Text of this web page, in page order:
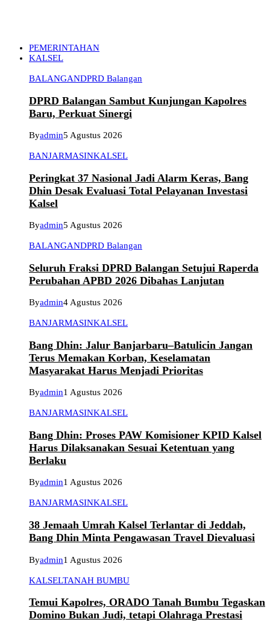
PEMERINTAHAN
KALSEL
BALANGANDPRD Balangan
DPRD Balangan Sambut Kunjungan Kapolres
Baru, Perkuat Sinergi
Byadmin5 Agustus 2026
BANJARMASINKALSEL
Peringkat 37 Nasional Jadi Alarm Keras, Bang
Dhin Desak Evaluasi Total Pelayanan Investasi
Kalsel
Byadmin5 Agustus 2026
BALANGANDPRD Balangan
Seluruh Fraksi DPRD Balangan Setujui Raperda
Perubahan APBD 2026 Dibahas Lanjutan
Byadmin4 Agustus 2026
BANJARMASINKALSEL
Bang Dhin: Jalur Banjarbaru–Batulicin Jangan
Terus Memakan Korban, Keselamatan
Masyarakat Harus Menjadi Prioritas
Byadmin1 Agustus 2026
BANJARMASINKALSEL
Bang Dhin: Proses PAW Komisioner KPID Kalsel
Harus Dilaksanakan Sesuai Ketentuan yang
Berlaku
Byadmin1 Agustus 2026
BANJARMASINKALSEL
38 Jemaah Umrah Kalsel Terlantar di Jeddah,
Bang Dhin Minta Pengawasan Travel Dievaluasi
Byadmin1 Agustus 2026
KALSELTANAH BUMBU
Temui Kapolres, ORADO Tanah Bumbu Tegaskan
Domino Bukan Judi, tetapi Olahraga Prestasi